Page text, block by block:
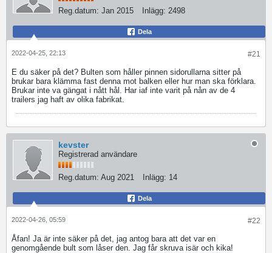
Reg.datum: Jan 2015 Inlägg: 2498
Dela
#21
2022-04-25, 22:13
E du säker på det? Bulten som håller pinnen sidorullarna sitter på
brukar bara klämma fast denna mot balken eller hur man ska förklara.
Brukar inte va gängat i nått hål. Har iaf inte varit på nån av de 4
trailers jag haft av olika fabrikat.
kevster
Registrerad användare
Reg.datum: Aug 2021 Inlägg: 14
Dela
#22
2022-04-26, 05:59
Åfan! Ja är inte säker på det, jag antog bara att det var en
genomgående bult som låser den. Jag får skruva isär och kika!